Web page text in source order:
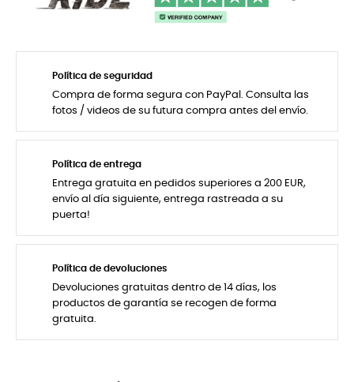
Política de seguridad
Compra de forma segura con PayPal. Consulta las
fotos / videos de su futura compra antes del envío.
Política de entrega
Entrega gratuita en pedidos superiores a 200 EUR,
envío al día siguiente, entrega rastreada a su
puerta!
Política de devoluciones
Devoluciones gratuitas dentro de 14 días, los
productos de garantía se recogen de forma
gratuita.